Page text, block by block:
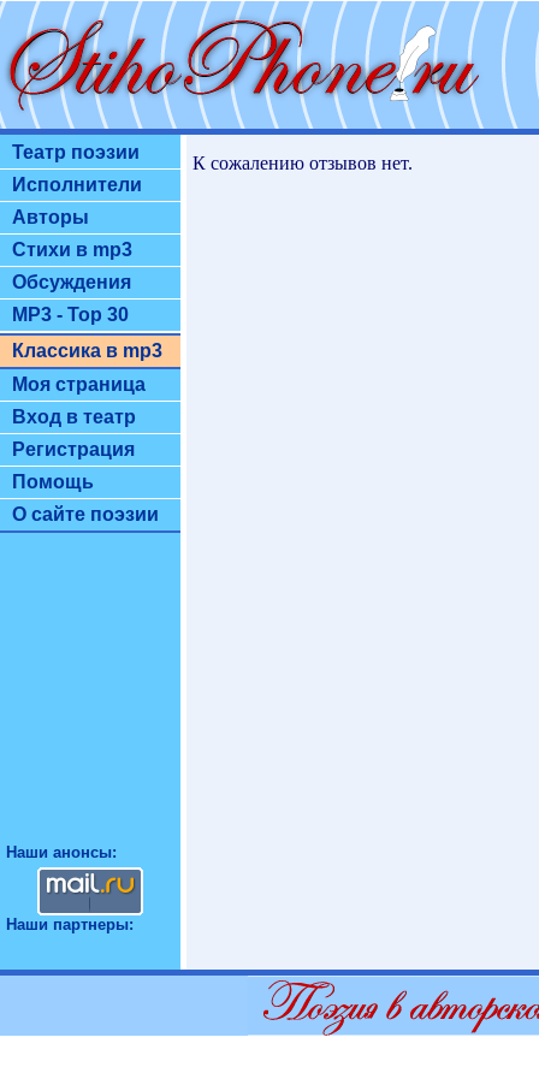
Театр поэзии
Исполнители
Авторы
Стихи в mp3
Обсуждения
MP3 - Top 30
Классика в mp3
Моя страница
Вход в театр
Регистрация
Помощь
О сайте поэзии
Наши анонсы:
Наши партнеры:
К сожалению отзывов нет.